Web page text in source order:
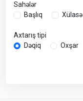
Sahələr
Başlıq
Xülasə
Axtarış tipi
Dəqiq
Oxşar